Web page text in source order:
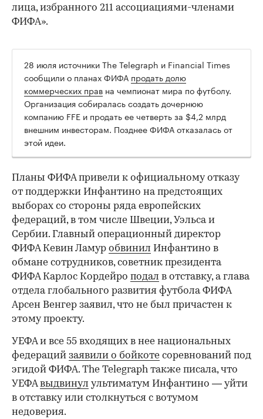
лица, избранного 211 ассоциациями-членами
ФИФА».
00:00 / 00:00
28 июля источники The Telegraph и Financial Times
сообщили о планах ФИФА продать долю
коммерческих прав на чемпионат мира по футболу.
Организация собиралась создать дочернюю
компанию FFE и продать ее четверть за $4,2 млрд
внешним инвесторам. Позднее ФИФА отказалась от
этой идеи.
Планы ФИФА привели к официальному отказу
от поддержки Инфантино на предстоящих
выборах со стороны ряда европейских
федераций, в том числе Швеции, Уэльса и
Сербии. Главный операционный директор
ФИФА Кевин Ламур обвинил Инфантино в
обмане сотрудников, советник президента
ФИФА Карлос Кордейро подал в отставку, а глава
отдела глобального развития футбола ФИФА
Арсен Венгер заявил, что не был причастен к
этому проекту.
УЕФА и все 55 входящих в нее национальных
федераций заявили о бойкоте соревнований под
эгидой ФИФА. The Telegraph также писала, что
УЕФАвыдвинул ультиматум Инфантино — уйти
в отставку или столкнуться с вотумом
недоверия.